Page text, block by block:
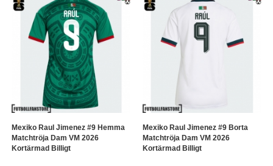
Mexiko Raul Jimenez #9 Hemma
Matchtröja Dam VM 2026
Kortärmad Billigt
Mexiko Raul Jimenez #9 Borta
Matchtröja Dam VM 2026
Kortärmad Billigt